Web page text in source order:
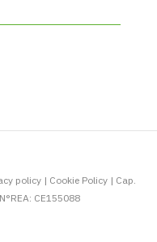
policy | Cookie Policy | Cap.
CE155088